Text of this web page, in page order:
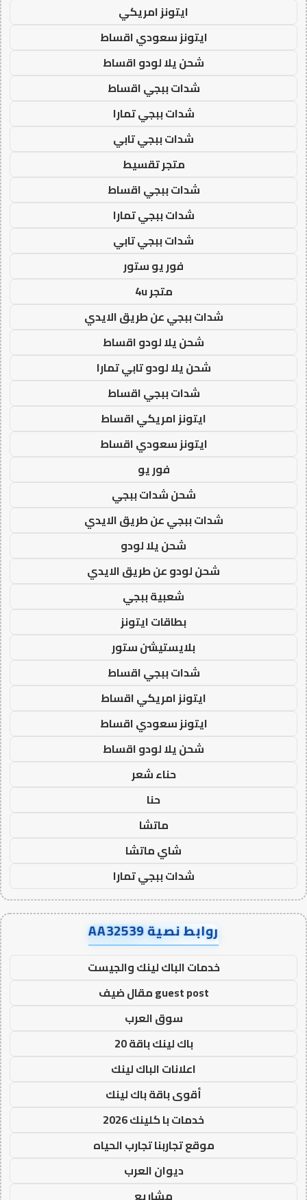
ايتونز امريكي
ايتونز سعودي اقساط
شحن يلا لودو اقساط
شدات ببجي اقساط
شدات ببجي تمارا
شدات ببجي تابي
متجر تقسيط
شدات ببجي اقساط
شدات ببجي تمارا
شدات ببجي تابي
فور يو ستور
متجر 4u
شدات ببجي عن طريق الايدي
شحن يلا لودو اقساط
شحن يلا لودو تابي تمارا
شدات ببجي اقساط
ايتونز امريكي اقساط
ايتونز سعودي اقساط
فور يو
شحن شدات ببجي
شدات ببجي عن طريق الايدي
شحن يلا لودو
شحن لودو عن طريق الايدي
شعبية ببجي
بطاقات ايتونز
بلايستيشن ستور
شدات ببجي اقساط
ايتونز امريكي اقساط
ايتونز سعودي اقساط
شحن يلا لودو اقساط
حناء شعر
حنا
ماتشا
شاي ماتشا
شدات ببجي تمارا
روابط نصية AA32539
خدمات الباك لينك والجيست
guest post مقال ضيف
سوق العرب
باك لينك باقة 20
اعلانات الباك لينك
أقوى باقة باك لينك
خدمات با كلينك 2026
موقع تجاربنا تجارب الحياه
ديوان العرب
مشاريع